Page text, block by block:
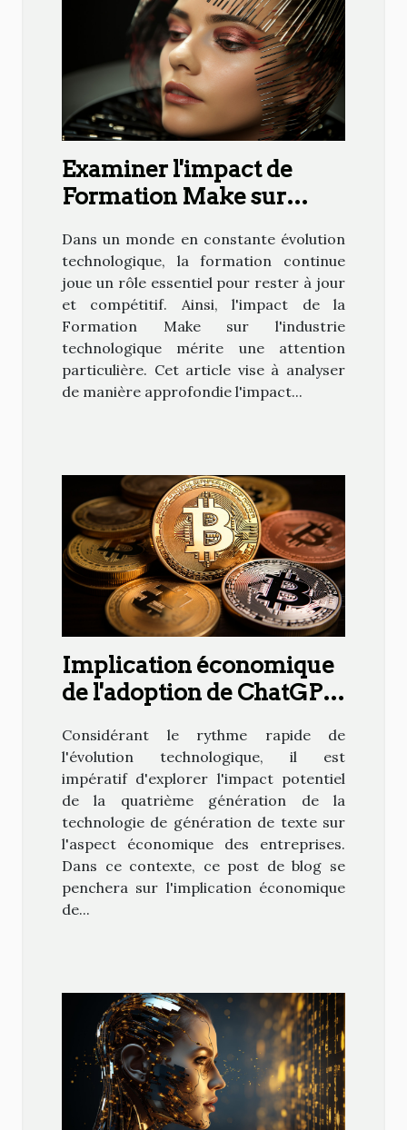
Examiner l'impact de
Formation Make sur
Dans un monde en constante évolution
technologique, la formation continue
joue un rôle essentiel pour rester à jour
et compétitif. Ainsi, l'impact de la
Formation Make sur l'industrie
technologique mérite une attention
particulière. Cet article vise à analyser
de manière approfondie l'impact...
Implication économique
de l'adoption de ChatGPT
Considérant le rythme rapide de
l'évolution technologique, il est
impératif d'explorer l'impact potentiel
de la quatrième génération de la
technologie de génération de texte sur
l'aspect économique des entreprises.
Dans ce contexte, ce post de blog se
penchera sur l'implication économique
de...